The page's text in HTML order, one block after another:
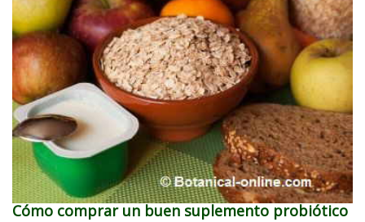
Cómo comprar un buen suplemento probiótico